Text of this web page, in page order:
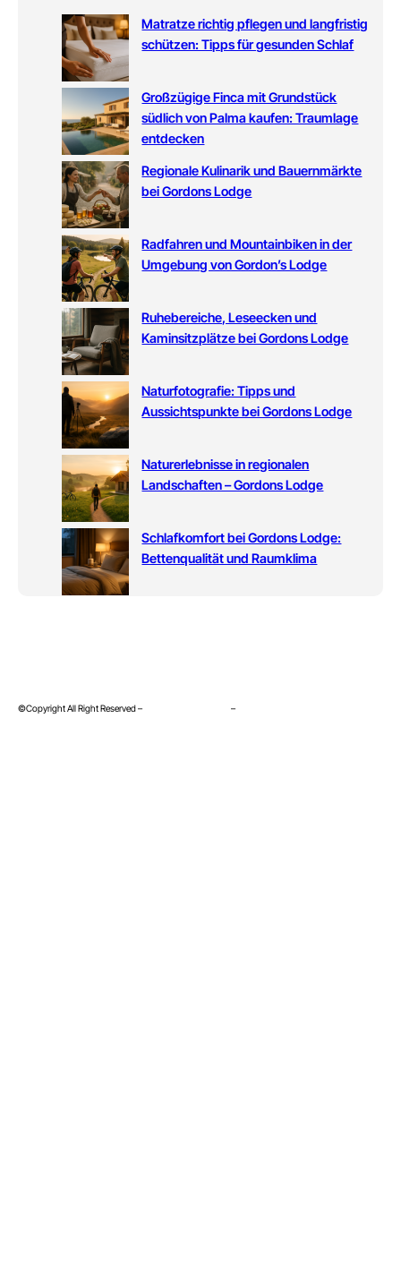
Matratze richtig pflegen und langfristig
schützen: Tipps für gesunden Schlaf
Großzügige Finca mit Grundstück
südlich von Palma kaufen: Traumlage
entdecken
Regionale Kulinarik und Bauernmärkte
bei Gordons Lodge
Radfahren und Mountainbiken in der
Umgebung von Gordon’s Lodge
Ruhebereiche, Leseecken und
Kaminsitzplätze bei Gordons Lodge
Naturfotografie: Tipps und
Aussichtspunkte bei Gordons Lodge
Naturerlebnisse in regionalen
Landschaften – Gordons Lodge
Schlafkomfort bei Gordons Lodge:
Bettenqualität und Raumklima
©Copyright All Right Reserved – –